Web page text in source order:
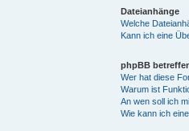
Dateianhänge
Welche
Kann ich eine
phpBB
Wer hat diese
Warum ist
An wen soll ich
Wie kann ich